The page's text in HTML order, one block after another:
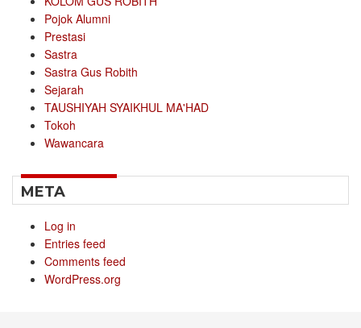
Pojok Alumni
Prestasi
Sastra
Sastra Gus Robith
Sejarah
TAUSHIYAH SYAIKHUL MA'HAD
Tokoh
Wawancara
META
Log in
Entries feed
Comments feed
WordPress.org